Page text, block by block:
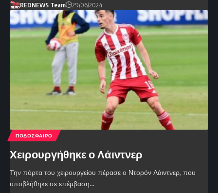
REDNEWS Team 29/06/2024
ΠΟΔΟΣΦΑΙΡΟ
Χειρουργήθηκε ο Λάιντνερ
Την πόρτα του χειρουργείου πέρασε ο Ντορόν Λάιντνερ, που
υποβλήθηκε σε επέμβαση…